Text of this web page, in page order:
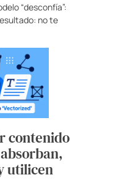
“desconfía”:
no te
contenido
utilicen